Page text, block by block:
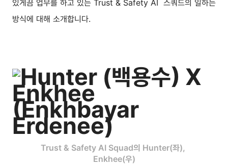
있게끔 업무를 하고 있는 Trust & Safety AI 스쿼드의 일하는
방식에 대해 소개합니다.
Trust & Safety AI Squad의 Hunter(좌),
Enkhee(우)